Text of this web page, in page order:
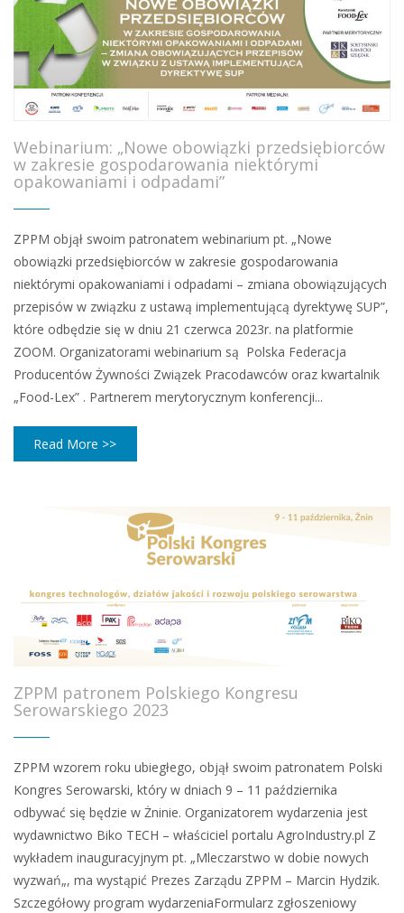
Webinarium: „Nowe obowiązki przedsiębiorców
w zakresie gospodarowania niektórymi
opakowaniami i odpadami”
ZPPM objął swoim patronatem webinarium pt. „Nowe
obowiązki przedsiębiorców w zakresie gospodarowania
niektórymi opakowaniami i odpadami – zmiana obowiązujących
przepisów w związku z ustawą implementującą dyrektywę SUP”,
które odbędzie się w dniu 21 czerwca 2023r. na platformie
ZOOM. Organizatorami webinarium są Polska Federacja
Producentów Żywności Związek Pracodawców oraz kwartalnik
„Food-Lex” . Partnerem merytorycznym konferencji...
Read More >>
ZPPM patronem Polskiego Kongresu
Serowarskiego 2023
ZPPM wzorem roku ubiegłego, objął swoim patronatem Polski
Kongres Serowarski, który w dniach 9 – 11 października
odbywać się będzie w Żninie. Organizatorem wydarzenia jest
wydawnictwo Biko TECH – właściciel portalu AgroIndustry.pl Z
wykładem inauguracyjnym pt. „Mleczarstwo w dobie nowych
wyzwań„, ma wystąpić Prezes Zarządu ZPPM – Marcin Hydzik.
Szczegółowy program wydarzeniaFormularz zgłoszeniowy